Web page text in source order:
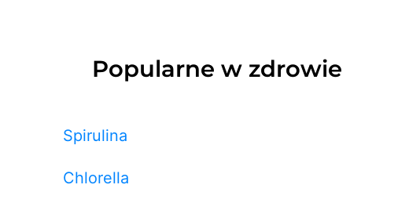
Popularne w zdrowie
Spirulina
Chlorella